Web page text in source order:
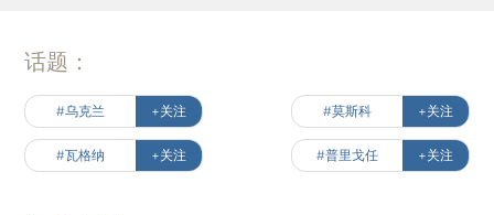
话题：
#乌克兰 +关注 #莫斯科 +关注
#瓦格纳 +关注 #普里戈任 +关注